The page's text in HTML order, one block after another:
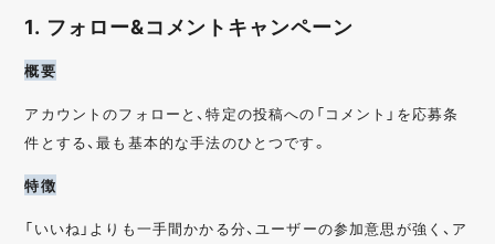
1. フォロー&コメントキャンペーン
概要
アカウントのフォローと、特定の投稿への「コメント」を応募条
件とする、最も基本的な手法のひとつです。
特徴
「いいね」よりも一手間かかる分、ユーザーの参加意思が強く、ア